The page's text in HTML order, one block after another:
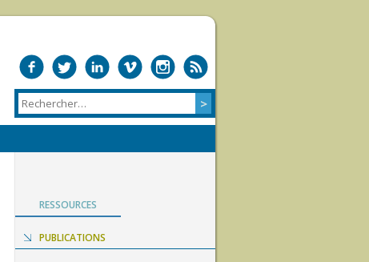
RESSOURCES
PUBLICATIONS